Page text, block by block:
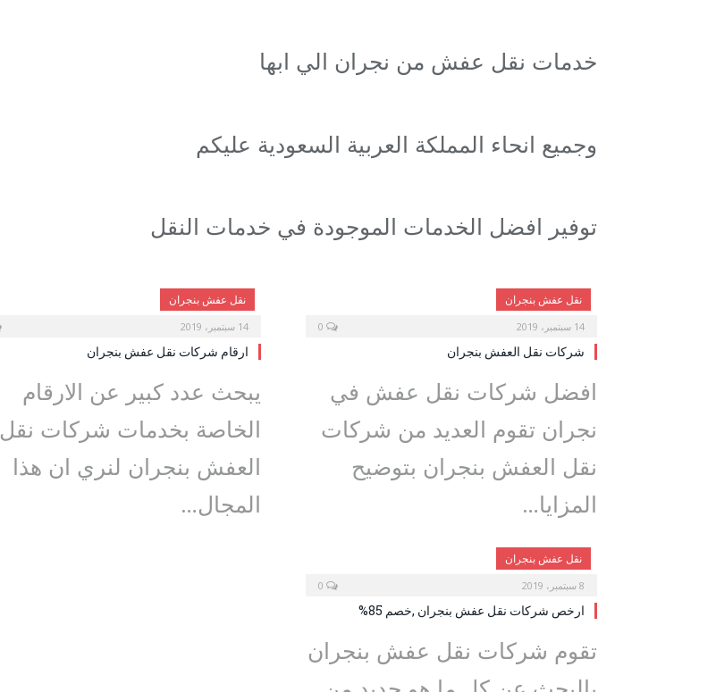
خدمات نقل عفش من نجران الي ابها
وجميع انحاء المملكة العربية السعودية عليكم
توفير افضل الخدمات الموجودة في خدمات النقل
نقل عفش بنجران
14 سبتمبر، 2019
شركات نقل العفش بنجران
افضل شركات نقل عفش في
نجران تقوم العديد من شركات
نقل العفش بنجران بتوضيح
المزايا…
نقل عفش بنجران
14 سبتمبر، 2019
ارقام شركات نقل عفش بنجران
يبحث عدد كبير عن الارقام
الخاصة بخدمات شركات نقل
العفش بنجران لنري ان هذا
المجال…
نقل عفش بنجران
8 سبتمبر، 2019
ارخص شركات نقل عفش بنجران ,خصم 85%
تقوم شركات نقل عفش بنجران